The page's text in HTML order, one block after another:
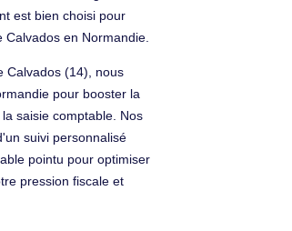
est bien choisi pour
en Normandie.
Calvados (14), nous
pour booster la
saisie comptable. Nos
suivi personnalisé
pointu pour optimiser
pression fiscale et